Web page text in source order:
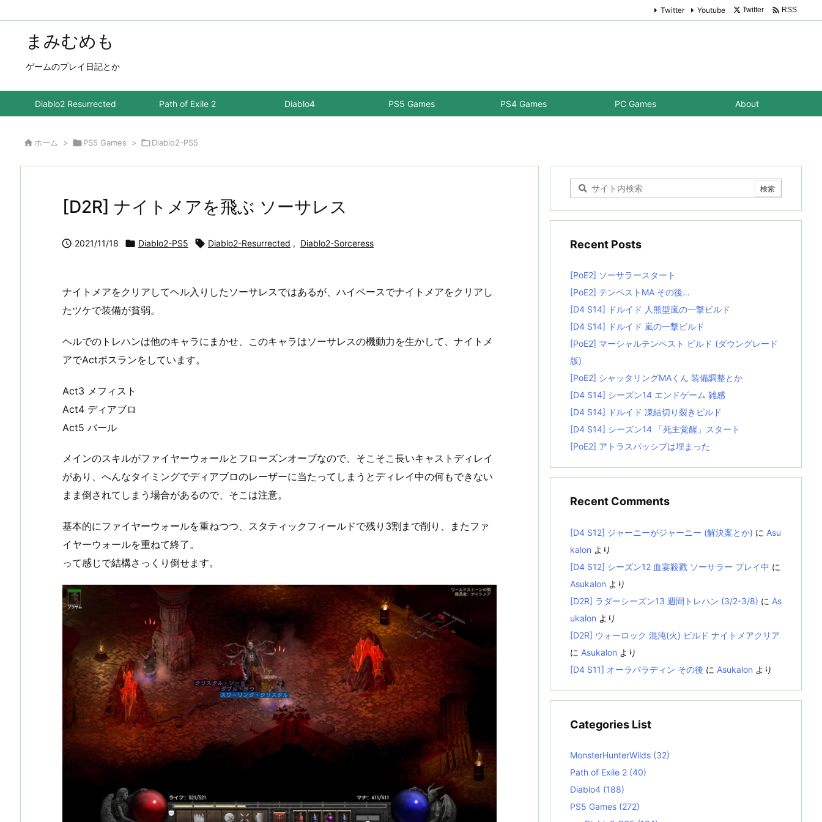
まみむめも
ゲームのプレイ日記とか
Diablo2 Resurrected Path of Exile 2 Diablo4 PS5 Games PS4 Games PC Games About
Twitter Youtube Twitter  RSS
 ホーム > PS5 Games > Diablo2-PS5
[D2R] ナイトメアを飛ぶ ソーサレス
 2021/11/18  Diablo2-PS5  Diablo2-Resurrected , Diablo2-Sorceress
ナイトメアをクリアしてヘル入りしたソーサレスではあるが、ハイペースでナイトメアをクリアし
たツケで装備が貧弱。
ヘルでのトレハンは他のキャラにまかせ、このキャラはソーサレスの機動力を生かして、ナイトメ
アでActボスランをしています。
Act3 メフィスト
Act4 ディアブロ
Act5 バール
メインのスキルがファイヤーウォールとフローズンオーブなので、そこそこ長いキャストディレイ
があり、へんなタイミングでディアブロのレーザーに当たってしまうとディレイ中の何もできない
まま倒されてしまう場合があるので、そこは注意。
基本的にファイヤーウォールを重ねつつ、スタティックフィールドで残り3割まで削り、またファ
イヤーウォールを重ねて終了。
って感じで結構さっくり倒せます。
Recent Posts
[PoE2] ソーサラースタート
[PoE2] テンペストMA その後…
[D4 S14] ドルイド 人熊型嵐の一撃ビルド
[D4 S14] ドルイド 嵐の一撃ビルド
[PoE2] マーシャルテンペスト ビルド (ダウングレード
版)
[PoE2] シャッタリングMAくん 装備調整とか
[D4 S14] シーズン14 エンドゲーム 雑感
[D4 S14] ドルイド 凍結切り裂きビルド
[D4 S14] シーズン14 「死主覚醒」スタート
[PoE2] アトラスパッシブは埋まった
Recent Comments
[D4 S12] ジャーニーがジャーニー (解決案とか) に Asu
kalon より
[D4 S12] シーズン12 血宴殺戮 ソーサラー プレイ中 に
Asukalon より
[D2R] ラダーシーズン13 週間トレハン (3/2-3/8) に As
ukalon より
[D2R] ウォーロック 混沌(火) ビルド ナイトメアクリア
に Asukalon より
[D4 S11] オーラパラディン その後 に Asukalon より
Categories List
MonsterHunterWilds (32)
Path of Exile 2 (40)
Diablo4 (188)
PS5 Games (272)